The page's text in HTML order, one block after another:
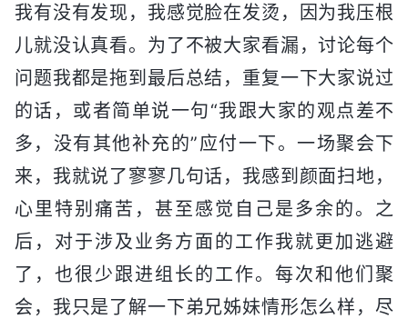
我有没有发现，我感觉脸在发烫，因为我压根
儿就没认真看。为了不被大家看漏，讨论每个
问题我都是拖到最后总结，重复一下大家说过
的话，或者简单说一句“我跟大家的观点差不
多，没有其他补充的”应付一下。一场聚会下
来，我就说了寥寥几句话，我感到颜面扫地，
心里特别痛苦，甚至感觉自己是多余的。之
后，对于涉及业务方面的工作我就更加逃避
了，也很少跟进组长的工作。每次和他们聚
会，我只是了解一下弟兄姊妹情形怎么样，尽